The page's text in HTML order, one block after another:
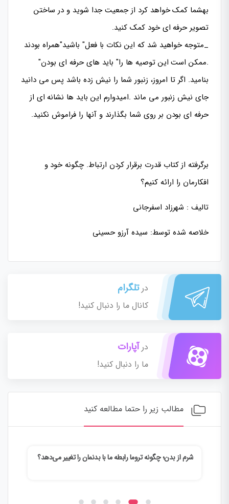
بهشما کمک خواهد کرد از جمعیت جدا شوید و در ساختن
تصویر حرفه ای خود کمک کنید.
_متوجه خواهید شد که این نکات با فعل" باشید"همراه بودند
.ممکن است این توصیه ها را" باید های حرفه ای بودن"
بنامید. اگر تا امروز، زنبور شما را نیش زده باشد پس می دانید
جای نیش زنبور می ماند .امیدوارم این باید ها نشانه ای از
حرفه ای بودن بر روی شما بگذارند و آنها را فراموش نکنید.
برگرفته از کتاب قدرت برقرار کردن ارتباط. چگونه خود و
افکارمان را ارائه کنیم؟
تالیف : شهرزاد اسفرجانی
خلاصه شده توسط: سیده آرزو حسینی
درتلگرام
کانال ما را دنبال کنید!
درآپارات
ما را دنبال کنید!
مطالب زیر را حتما مطالعه کنید
شرم از بدن؛ چگونه تروما رابطه ما با بدنمان را تغییر می‌دهد؟